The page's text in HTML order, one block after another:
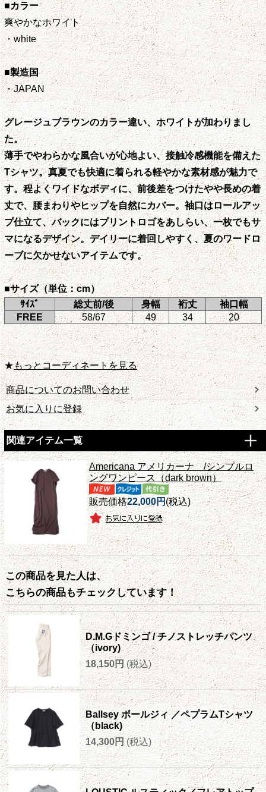
■カラー
爽やかなホワイト
・white
■製造国
・JAPAN
グレージュブラウンのカラー違い、ホワイトが加わりまし
た。
薄手でやわらかな風合いが心地よい、接触冷感機能を備えた
Tシャツ。真夏でも快適に着られる軽やかな素材感が魅力で
す。程よくワイドなボディに、前後差をつけたやや長めの着
丈で、腰まわりやヒップを自然にカバー。袖口はロールアッ
プ仕立て、バックにはプリントロゴをあしらい、一枚でもサ
マになるデザイン。デイリーに着回しやすく、夏のワードロ
ーブに欠かせないアイテムです。
■サイズ（単位：cm）
ｻｲｽﾞ
総丈前/後 身幅 裄丈
袖口幅
FREE
58/67 49 34 20
★もっとコーディネートを見る
商品についてのお問い合わせ
お気に入りに登録
関連アイテム一覧
Americana アメリカーナ /シンプルロ
ングワンピース（dark brown）
販売価格22,000円(税込)
この商品を見た人は、
こちらの商品もチェックしています！
D.M.Gドミンゴ / チノストレッチパンツ
（ivory)
18,150円 (税込)
Ballsey ボールジィ ／ペプラムTシャツ
（black)
14,300円 (税込)